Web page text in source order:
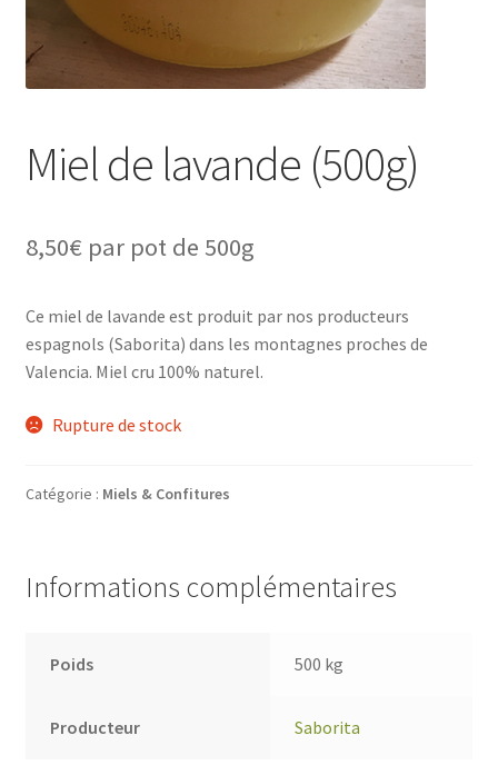
Miel de lavande (500g)
8,50€ par pot de 500g
Ce miel de lavande est produit par nos producteurs
espagnols (Saborita) dans les montagnes proches de
Valencia. Miel cru 100% naturel.
Rupture de stock
Catégorie : Miels & Confitures
Informations complémentaires
Poids 500 kg
Producteur Saborita